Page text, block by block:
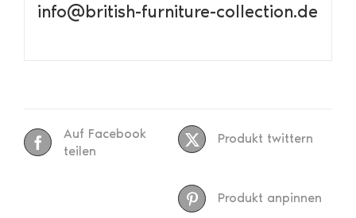
info@british-furniture-collection.de
Auf Facebook
teilen
Produkt twittern
Produkt anpinnen